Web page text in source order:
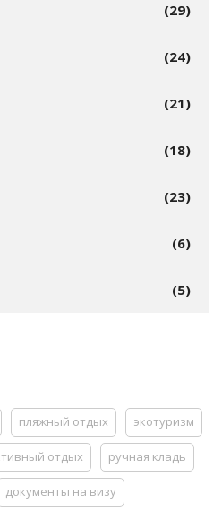
(29)
(24)
(21)
(18)
(23)
(6)
(5)
пляжный отдых экотуризм
отдых ручная кладь
документы на визу